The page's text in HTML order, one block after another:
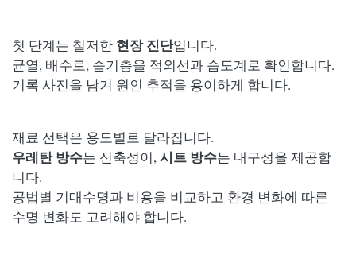
첫 단계는 철저한 현장 진단입니다.
균열, 배수로, 습기층을 적외선과 습도계로 확인합니다.
기록 사진을 남겨 원인 추적을 용이하게 합니다.
재료 선택은 용도별로 달라집니다.
우레탄 방수는 신축성이,시트 방수는 내구성을 제공합
니다.
공법별 기대수명과 비용을 비교하고 환경 변화에 따른
수명 변화도 고려해야 합니다.